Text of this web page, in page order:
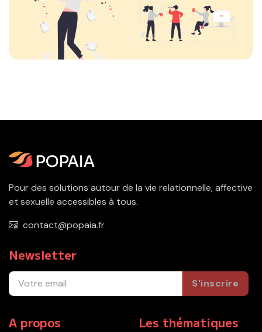
Pour des solutions autour de la vie relationnelle, affective
et sexuelle accessibles à tous.
contact@popaia.fr
Newsletter
S'inscrire
A propos Les thématiques